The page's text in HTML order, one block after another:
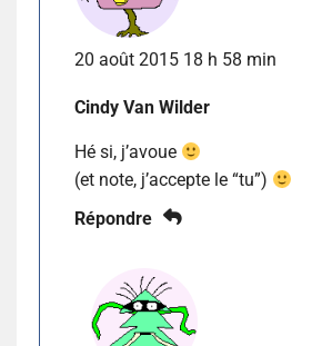
20 août 2015 18 h 58 min
Cindy Van Wilder
Hé si, j’avoue
(et note, j’accepte le “tu”)
Répondre